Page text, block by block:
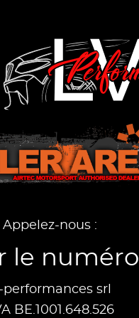
Appelez-nous :
le numéro
performances srl
BE.1001.648.526